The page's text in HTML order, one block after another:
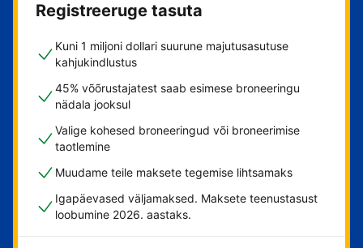
Registreeruge tasuta
Kuni 1 miljoni dollari suurune majutusasutuse
kahjukindlustus
45% võõrustajatest saab esimese broneeringu
nädala jooksul
Valige kohesed broneeringud või broneerimise
taotlemine
Muudame teile maksete tegemise lihtsamaks
Igapäevased väljamaksed. Maksete teenustasust
loobumine 2026. aastaks.